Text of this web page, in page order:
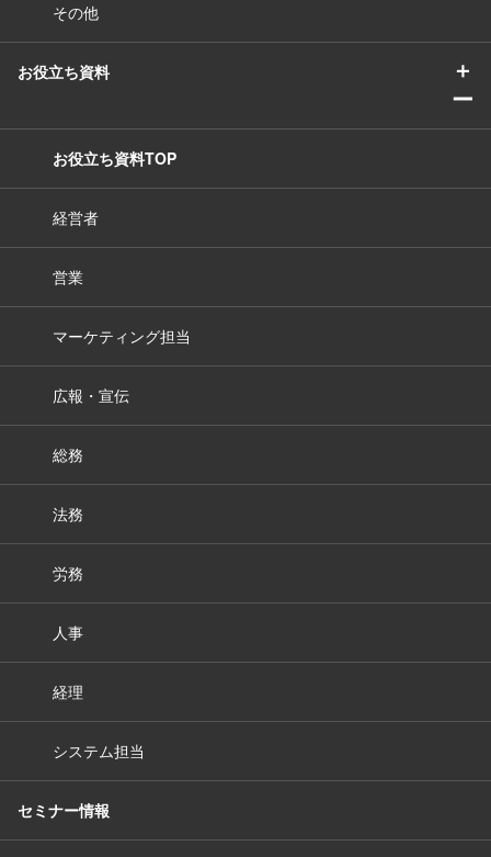
その他
お役立ち資料
＋
ー
お役立ち資料TOP
経営者
営業
マーケティング担当
広報・宣伝
総務
法務
労務
人事
経理
システム担当
セミナー情報